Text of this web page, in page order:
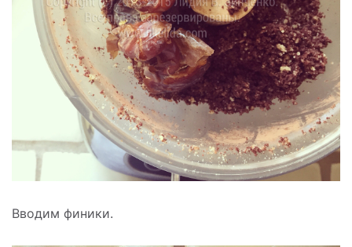
Вводим финики.